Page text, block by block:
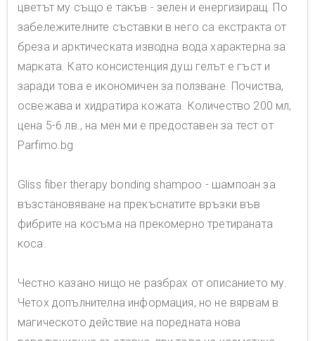
цветът му също е такъв - зелен и енергизиращ. По
забележителните съставки в него са екстракта от
бреза и арктическата изводна вода характерна за
марката. Като консистенция душ гелът е гъст и
заради това е икономичен за ползване. Почиства,
освежава и хидратира кожата. Количество 200 мл,
цена 5-6 лв., на мен ми е предоставен за тест от
Parfimo.bg
Gliss fiber therapy bonding shampoo - шампоан за
възстановяване на прекъснатите връзки във
фибрите на косъма на прекомерно третираната
коса.
Честно казано нищо не разбрах от описанието му.
Четох допълнителна информация, но не вярвам в
магическото действие на поредната нова